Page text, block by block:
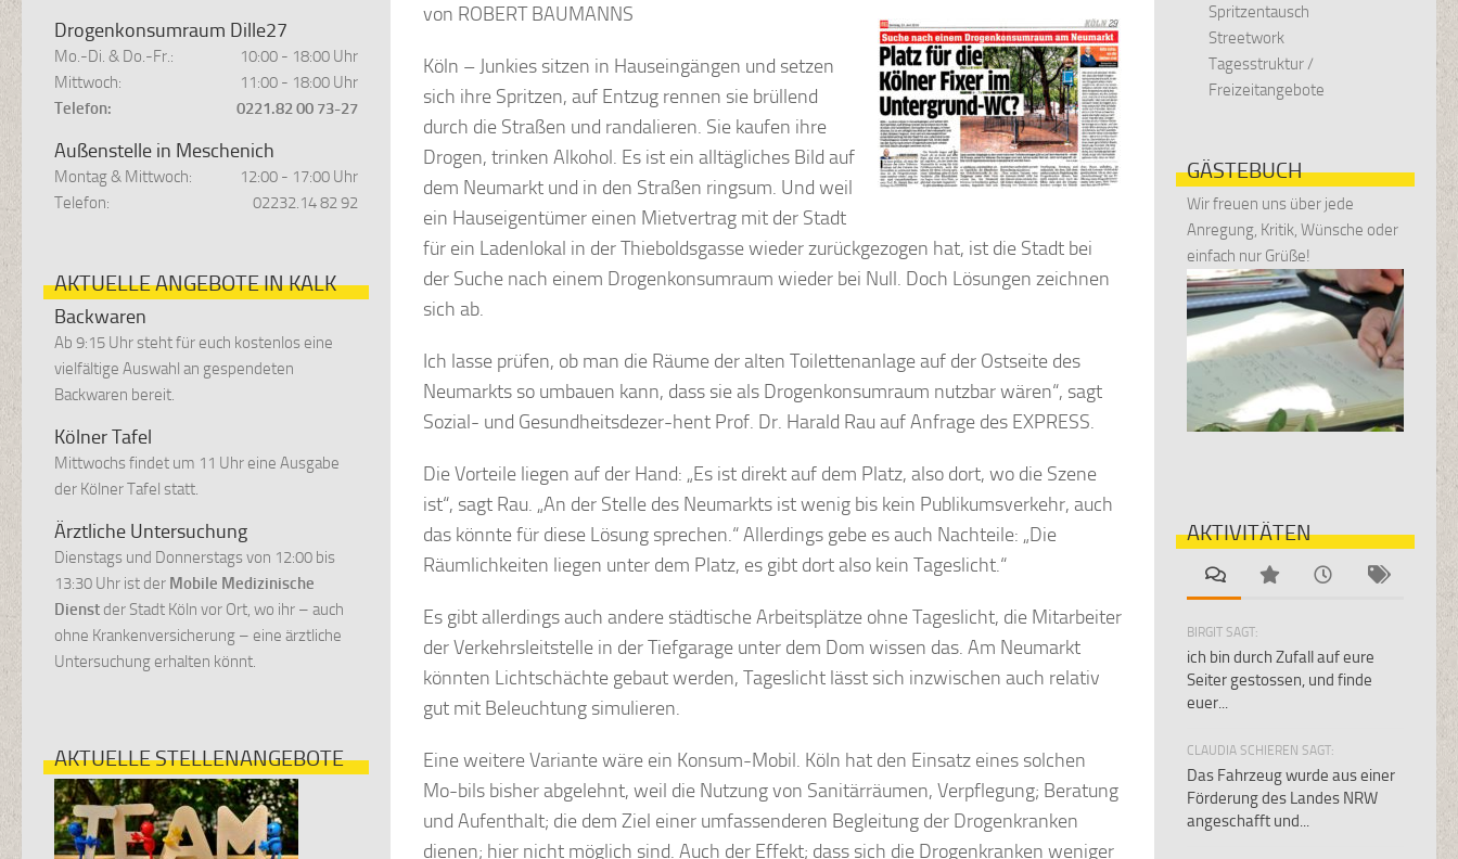
von ROBERT BAUMANNS
Köln – Junkies sitzen in Hauseingängen und setzen
sich ihre Spritzen, auf Entzug rennen sie brüllend
durch die Straßen und randalieren. Sie kaufen ihre
Drogen, trinken Alkohol. Es ist ein alltägliches Bild auf
dem Neumarkt und in den Straßen ringsum. Und weil
ein Hauseigentümer einen Mietvertrag mit der Stadt
für ein Ladenlokal in der Thieboldsgasse wieder zurückgezogen hat, ist die Stadt bei
der Suche nach einem Drogenkonsumraum wieder bei Null. Doch Lösungen zeichnen
sich ab.
Ich lasse prüfen, ob man die Räume der alten Toilettenanlage auf der Ostseite des
Neumarkts so umbauen kann, dass sie als Drogenkonsumraum nutzbar wären“, sagt
Sozial- und Gesundheitsdezer-hent Prof. Dr. Harald Rau auf Anfrage des EXPRESS.
Die Vorteile liegen auf der Hand: „Es ist direkt auf dem Platz, also dort, wo die Szene
ist“, sagt Rau. „An der Stelle des Neumarkts ist wenig bis kein Publikumsverkehr, auch
das könnte für diese Lösung sprechen.“ Allerdings gebe es auch Nachteile: „Die
Räumlichkeiten liegen unter dem Platz, es gibt dort also kein Tageslicht.“
Es gibt allerdings auch andere städtische Arbeitsplätze ohne Tageslicht, die Mitarbeiter
der Verkehrsleitstelle in der Tiefgarage unter dem Dom wissen das. Am Neumarkt
könnten Lichtschächte gebaut werden, Tageslicht lässt sich inzwischen auch relativ
gut mit Beleuchtung simulieren.
Eine weitere Variante wäre ein Konsum-Mobil. Köln hat den Einsatz eines solchen
Mo-bils bisher abgelehnt, weil die Nutzung von Sanitärräumen, Verpflegung; Beratung
und Aufenthalt; die dem Ziel einer umfassenderen Begleitung der Drogenkranken
dienen; hier nicht möglich sind. Auch der Effekt; dass sich die Drogenkranken weniger
Drogenkonsumraum Dille27
Mo.-Di. & Do.-Fr.:
10:00 - 18:00 Uhr
Mittwoch:
11:00 - 18:00 Uhr
Telefon:
0221.82 00 73-27
Außenstelle in Meschenich
Montag & Mittwoch:
12:00 - 17:00 Uhr
Telefon:
02232.14 82 92
AKTUELLE ANGEBOTE IN KALK
Backwaren
Ab 9:15 Uhr steht für euch kostenlos eine
vielfältige Auswahl an gespendeten
Backwaren bereit.
Kölner Tafel
Mittwochs findet um 11 Uhr eine Ausgabe
der Kölner Tafel statt.
Ärztliche Untersuchung
Dienstags und Donnerstags von 12:00 bis
13:30 Uhr ist der Mobile Medizinische
Dienst der Stadt Köln vor Ort, wo ihr – auch
ohne Krankenversicherung – eine ärztliche
Untersuchung erhalten könnt.
AKTUELLE STELLENANGEBOTE
Spritzentausch
Streetwork
Tagesstruktur /
Freizeitangebote
GÄSTEBUCH
Wir freuen uns über jede
Anregung, Kritik, Wünsche oder
einfach nur Grüße!
AKTIVITÄTEN
BIRGIT SAGT:
ich bin durch Zufall auf eure
Seiter gestossen, und finde
euer...
CLAUDIA SCHIEREN SAGT:
Das Fahrzeug wurde aus einer
Förderung des Landes NRW
angeschafft und...